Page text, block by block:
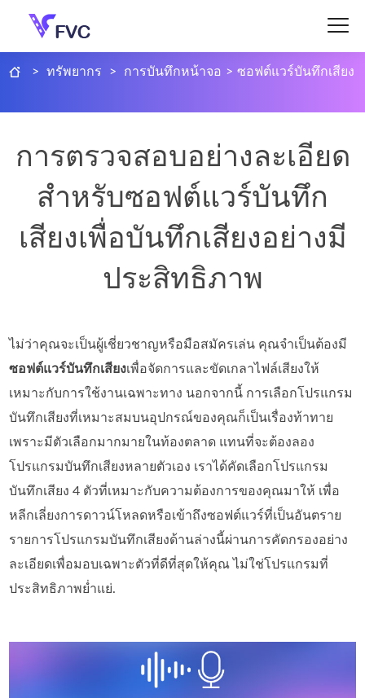
> ทรัพยากร > การบันทึกหน้าจอ > ซอฟต์แวร์บันทึกเสียง
การตรวจสอบอย่างละเอียด
สำหรับซอฟต์แวร์บันทึก
เสียงเพื่อบันทึกเสียงอย่างมี
ประสิทธิภาพ
ไม่ว่าคุณจะเป็นผู้เชี่ยวชาญหรือมือสมัครเล่น คุณจำเป็นต้องมี
ซอฟต์แวร์บันทึกเสียงเพื่อจัดการและขัดเกลาไฟล์เสียงให้
เหมาะกับการใช้งานเฉพาะทาง นอกจากนี้ การเลือกโปรแกรม
บันทึกเสียงที่เหมาะสมบนอุปกรณ์ของคุณก็เป็นเรื่องท้าทาย
เพราะมีตัวเลือกมากมายในท้องตลาด แทนที่จะต้องลอง
โปรแกรมบันทึกเสียงหลายตัวเอง เราได้คัดเลือกโปรแกรม
บันทึกเสียง 4 ตัวที่เหมาะกับความต้องการของคุณมาให้ เพื่อ
หลีกเลี่ยงการดาวน์โหลดหรือเข้าถึงซอฟต์แวร์ที่เป็นอันตราย
รายการโปรแกรมบันทึกเสียงด้านล่างนี้ผ่านการคัดกรองอย่าง
ละเอียดเพื่อมอบเฉพาะตัวที่ดีที่สุดให้คุณ ไม่ใช่โปรแกรมที่
ประสิทธิภาพย่ำแย่.